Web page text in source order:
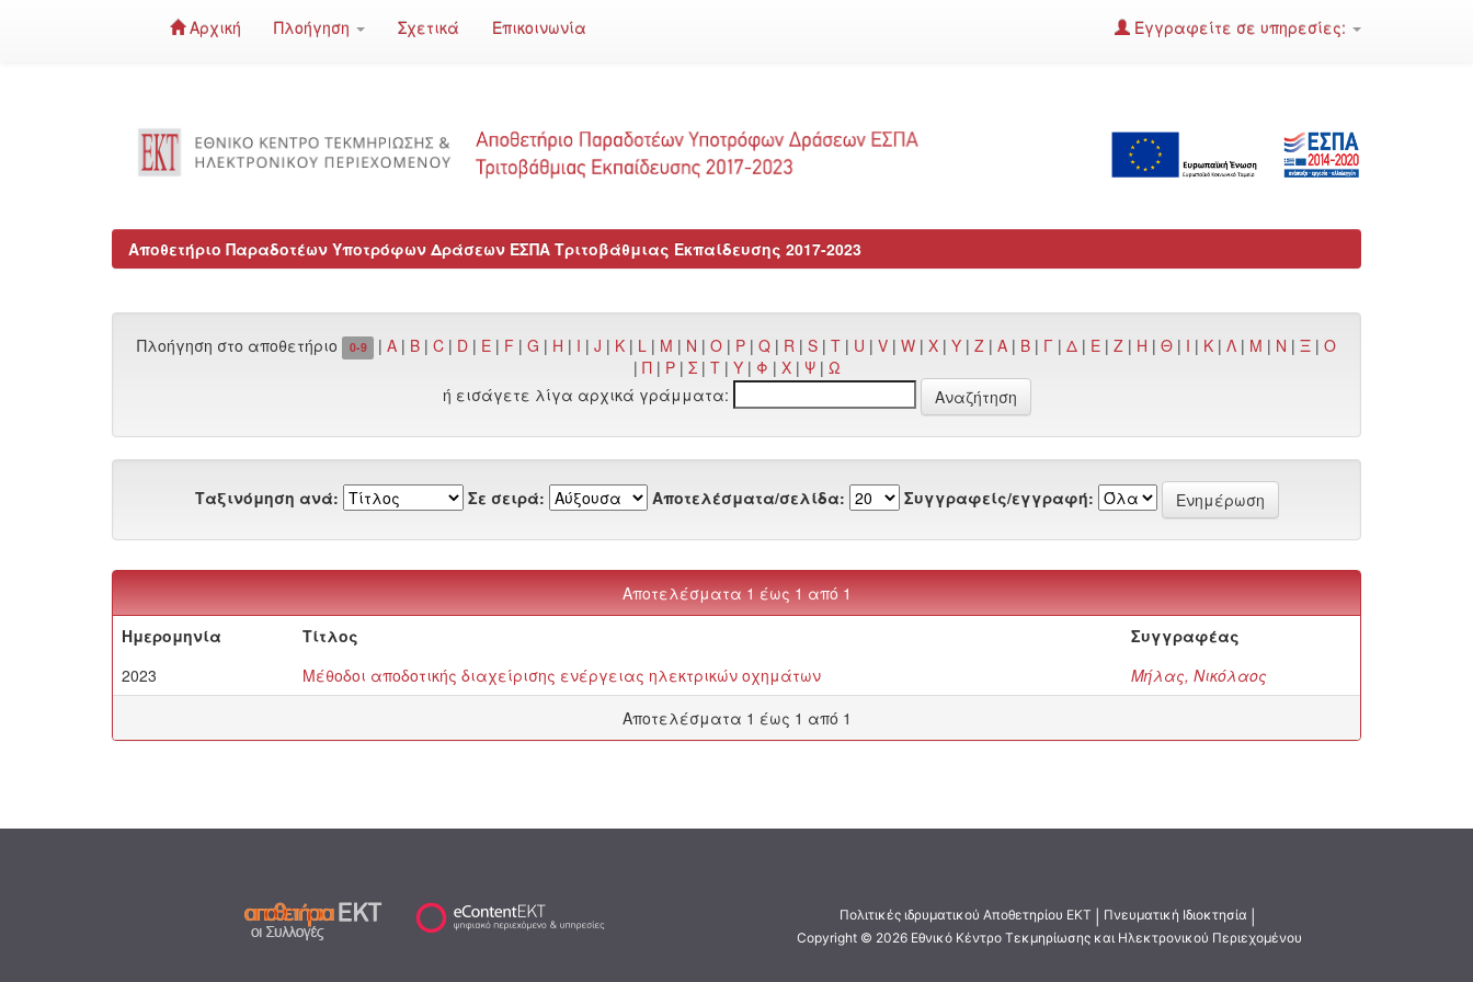
Αρχική Πλοήγηση Σχετικά Επικοινωνία Εγγραφείτε σε υπηρεσίες:
Αποθετήριο Παραδοτέων Υποτρόφων Δράσεων ΕΣΠΑ Τριτοβάθμιας Εκπαίδευσης 2017-2023
Πλοήγηση στο αποθετήριο 0-9 | A | B | C | D | E | F | G | H | I | J | K | L | M | N | O | P | Q | R | S | T | U | V | W | X | Y | Z | Α | Β | Γ | Δ | Ε | Ζ | Η | Θ | Ι | Κ | Λ | Μ | Ν | Ξ | Ο
| Π | Ρ | Σ | Τ | Υ | Φ | Χ | Ψ | Ω
ή εισάγετε λίγα αρχικά γράμματα:
Ταξινόμηση ανά: Σε σειρά: Αποτελέσματα/σελίδα: Συγγραφείς/εγγραφή:
Αποτελέσματα 1 έως 1 από 1
Ημερομηνία
Τίτλος
Συγγραφέας
2023
Μέθοδοι αποδοτικής διαχείρισης ενέργειας ηλεκτρικών οχημάτων
Μήλας, Νικόλαος
Αποτελέσματα 1 έως 1 από 1